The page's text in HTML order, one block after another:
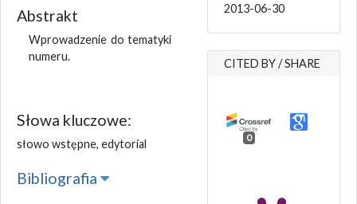
Abstrakt
Wprowadzenie do tematyki
numeru.
Słowa kluczowe:
słowo wstępne, edytorial
Bibliografia
2013-06-30
CITED BY / SHARE
0